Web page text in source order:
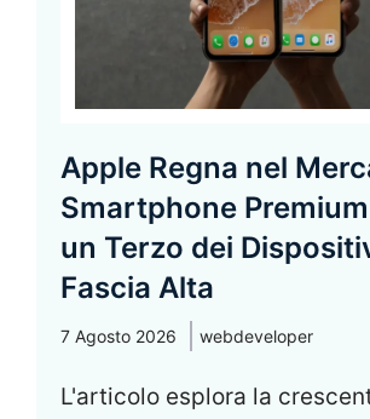
Apple Regna nel
Smartphone
un Terzo dei
Fascia Alta
7 Agosto 2026 webdeveloper
L'articolo esplora la